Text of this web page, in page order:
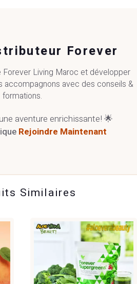
Forever
Forever Living Maroc et développer
accompagnons avec des conseils &
formations.
aventure enrichissante! 🌟
Rejoindre Maintenant
Similaires